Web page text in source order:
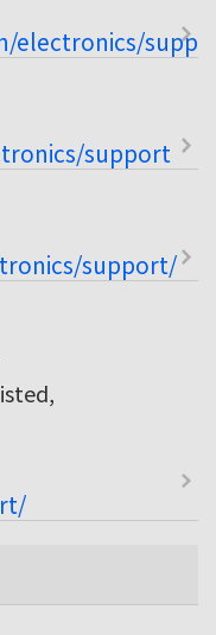
electronics/
support
support/